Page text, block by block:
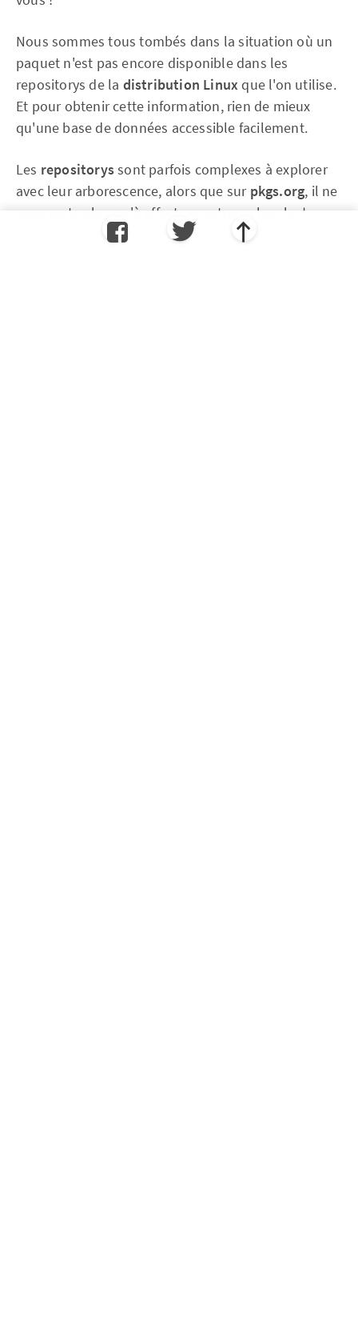
Nous sommes tous tombés dans la situation où un
paquet n'est pas encore disponible dans les
repositorys de la distribution Linuxque l'on utilise.
Et pour obtenir cette information, rien de mieux
qu'une base de données accessible facilement.
Les repositoryssont parfois complexes à explorer
avec leur arborescence, alors que sur pkgs.org, il ne
vous reste plus qu'à effectuer votre recherche !